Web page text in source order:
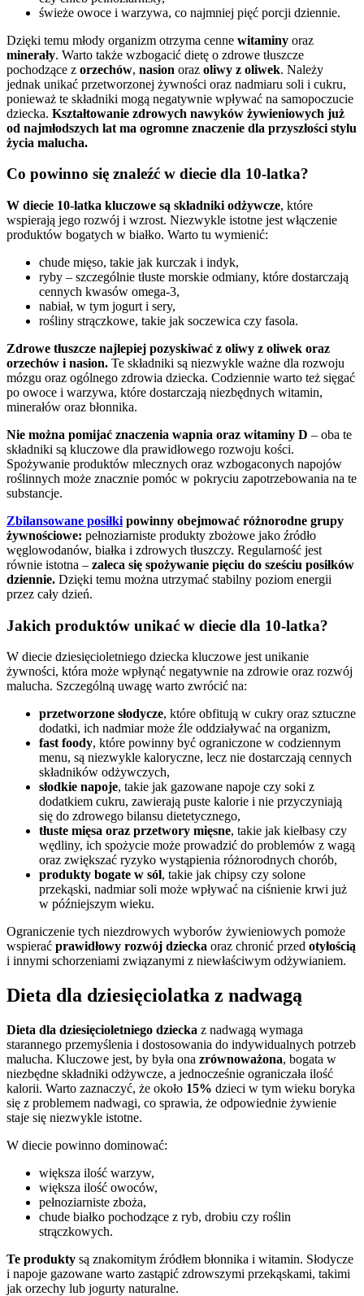
świeże owoce i warzywa, co najmniej pięć porcji dziennie.
Dzięki temu młody organizm otrzyma cenne witaminy oraz
minerały. Warto także wzbogacić dietę o zdrowe tłuszcze
pochodzące z orzechów, nasion oraz oliwy z oliwek. Należy
jednak unikać przetworzonej żywności oraz nadmiaru soli i cukru,
ponieważ te składniki mogą negatywnie wpływać na samopoczucie
dziecka. Kształtowanie zdrowych nawyków żywieniowych już
od najmłodszych lat ma ogromne znaczenie dla przyszłości stylu
życia malucha.
Co powinno się znaleźć w diecie dla 10-latka?
W diecie 10-latka kluczowe są składniki odżywcze, które
wspierają jego rozwój i wzrost. Niezwykle istotne jest włączenie
produktów bogatych w białko. Warto tu wymienić:
chude mięso, takie jak kurczak i indyk,
ryby – szczególnie tłuste morskie odmiany, które dostarczają
cennych kwasów omega-3,
nabiał, w tym jogurt i sery,
rośliny strączkowe, takie jak soczewica czy fasola.
Zdrowe tłuszcze najlepiej pozyskiwać z oliwy z oliwek oraz
orzechów i nasion. Te składniki są niezwykle ważne dla rozwoju
mózgu oraz ogólnego zdrowia dziecka. Codziennie warto też sięgać
po owoce i warzywa, które dostarczają niezbędnych witamin,
minerałów oraz błonnika.
Nie można pomijać znaczenia wapnia oraz witaminy D – oba te
składniki są kluczowe dla prawidłowego rozwoju kości.
Spożywanie produktów mlecznych oraz wzbogaconych napojów
roślinnych może znacznie pomóc w pokryciu zapotrzebowania na te
substancje.
Zbilansowane posiłki powinny obejmować różnorodne grupy
żywnościowe: pełnoziarniste produkty zbożowe jako źródło
węglowodanów, białka i zdrowych tłuszczy. Regularność jest
równie istotna – zaleca się spożywanie pięciu do sześciu posiłków
dziennie. Dzięki temu można utrzymać stabilny poziom energii
przez cały dzień.
Jakich produktów unikać w diecie dla 10-latka?
W diecie dziesięcioletniego dziecka kluczowe jest unikanie
żywności, która może wpłynąć negatywnie na zdrowie oraz rozwój
malucha. Szczególną uwagę warto zwrócić na:
przetworzone słodycze, które obfitują w cukry oraz sztuczne
dodatki, ich nadmiar może źle oddziaływać na organizm,
fast foody, które powinny być ograniczone w codziennym
menu, są niezwykle kaloryczne, lecz nie dostarczają cennych
składników odżywczych,
słodkie napoje, takie jak gazowane napoje czy soki z
dodatkiem cukru, zawierają puste kalorie i nie przyczyniają
się do zdrowego bilansu dietetycznego,
tłuste mięsa oraz przetwory mięsne, takie jak kiełbasy czy
wędliny, ich spożycie może prowadzić do problemów z wagą
oraz zwiększać ryzyko wystąpienia różnorodnych chorób,
produkty bogate w sól, takie jak chipsy czy solone
przekąski, nadmiar soli może wpływać na ciśnienie krwi już
w późniejszym wieku.
Ograniczenie tych niezdrowych wyborów żywieniowych pomoże
wspierać prawidłowy rozwój dziecka oraz chronić przed otyłością
i innymi schorzeniami związanymi z niewłaściwym odżywianiem.
Dieta dla dziesięciolatka z nadwagą
Dieta dla dziesięcioletniego dziecka z nadwagą wymaga
starannego przemyślenia i dostosowania do indywidualnych potrzeb
malucha. Kluczowe jest, by była ona zrównoważona, bogata w
niezbędne składniki odżywcze, a jednocześnie ograniczała ilość
kalorii. Warto zaznaczyć, że około 15% dzieci w tym wieku boryka
się z problemem nadwagi, co sprawia, że odpowiednie żywienie
staje się niezwykle istotne.
W diecie powinno dominować:
większa ilość warzyw,
większa ilość owoców,
pełnoziarniste zboża,
chude białko pochodzące z ryb, drobiu czy roślin
strączkowych.
Te produkty są znakomitym źródłem błonnika i witamin. Słodycze
i napoje gazowane warto zastąpić zdrowszymi przekąskami, takimi
jak orzechy lub jogurty naturalne.